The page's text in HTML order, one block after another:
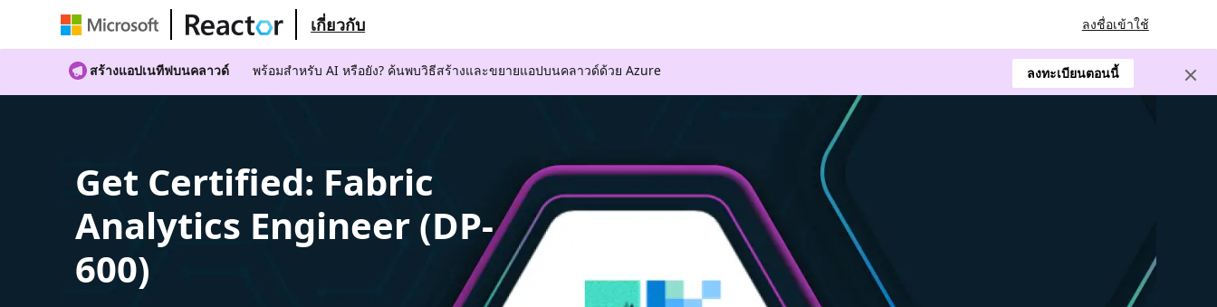
เกี่ยวกับ ลงชื่อเข้าใช้
สร้างแอปเนทีฟบนคลาวด์ พร้อมสําหรับ AI หรือยัง? ค้นพบวิธีสร้างและขยายแอปบนคลาวด์ด้วย Azure ลงทะเบียนตอนนี้
Get Certified: Fabric
Analytics Engineer (DP-
600)